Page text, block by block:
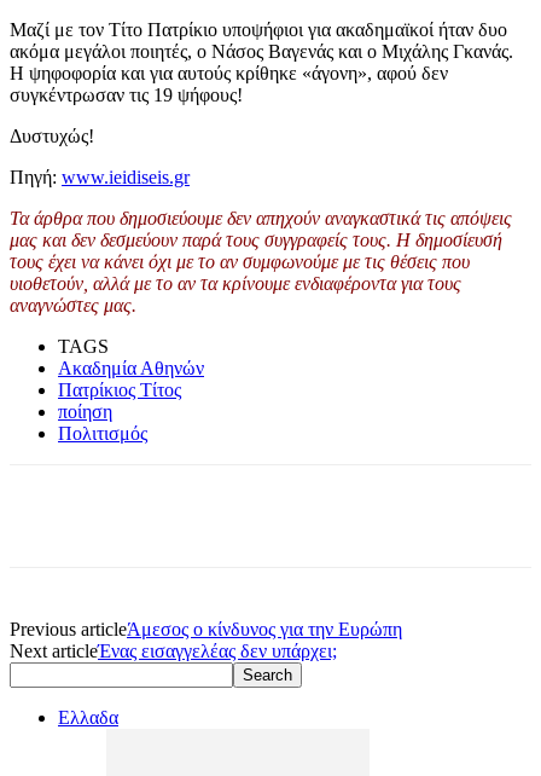
Μαζί με τον Τίτο Πατρίκιο υποψήφιοι για ακαδημαϊκοί ήταν δυο
ακόμα μεγάλοι ποιητές, ο Νάσος Βαγενάς και ο Μιχάλης Γκανάς.
Η ψηφοφορία και για αυτούς κρίθηκε «άγονη», αφού δεν
συγκέντρωσαν τις 19 ψήφους!
Δυστυχώς!
Πηγή: www.ieidiseis.gr
Τα άρθρα που δημοσιεύουμε δεν απηχούν αναγκαστικά τις απόψεις
μας και δεν δεσμεύουν παρά τους συγγραφείς τους. Η δημοσίευσή
τους έχει να κάνει όχι με το αν συμφωνούμε με τις θέσεις που
υιοθετούν, αλλά με το αν τα κρίνουμε ενδιαφέροντα για τους
αναγνώστες μας.
TAGS
Ακαδημία Αθηνών
Πατρίκιος Τίτος
ποίηση
Πολιτισμός
Previous articleΆμεσος ο κίνδυνος για την Ευρώπη
Next articleΈνας εισαγγελέας δεν υπάρχει;
Ελλαδα